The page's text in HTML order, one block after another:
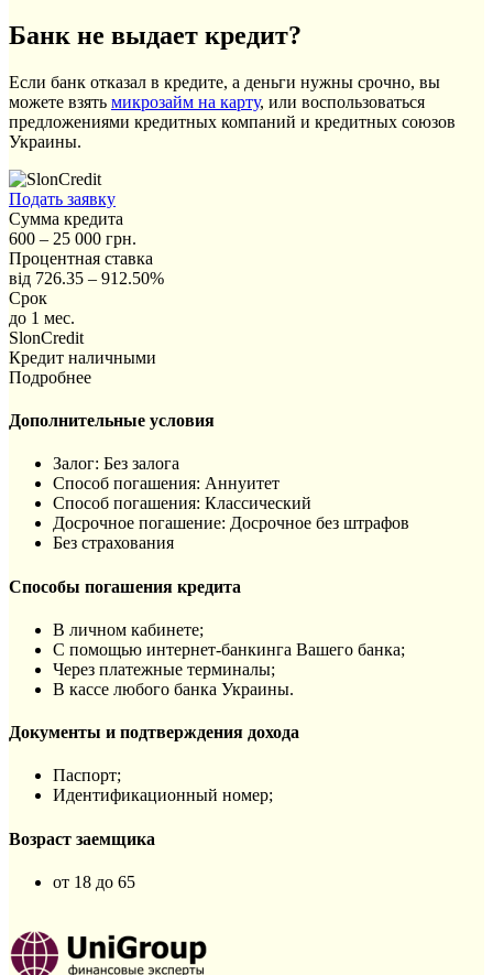
Банк не выдает кредит?
Если банк отказал в кредите, а деньги нужны срочно, вы
можете взять микрозайм на карту, или воспользоваться
предложениями кредитных компаний и кредитных союзов
Украины.
Подать заявку
Сумма кредита
600 – 25 000 грн.
Процентная ставка
від 726.35 – 912.50%
Срок
до 1 мес.
SlonCredit
Кредит наличными
Подробнее
Дополнительные условия
Залог: Без залога
Способ погашения: Aннуитет
Способ погашения: Классический
Досрочное погашение: Досрочное без штрафов
Без страхования
Способы погашения кредита
В личном кабинете;
С помощью интернет-банкинга Вашего банка;
Через платежные терминалы;
В кассе любого банка Украины.
Документы и подтверждения дохода
Паспорт;
Идентификационный номер;
Возраст заемщика
от 18 до 65